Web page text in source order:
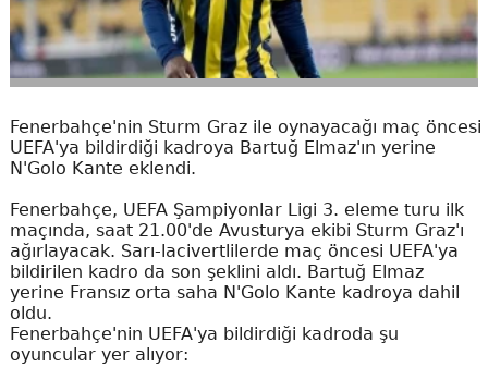
Fenerbahçe'nin Sturm Graz ile oynayacağı maç öncesi
UEFA'ya bildirdiği kadroya Bartuğ Elmaz'ın yerine
N'Golo Kante eklendi.
Fenerbahçe, UEFA Şampiyonlar Ligi 3. eleme turu ilk
maçında, saat 21.00'de Avusturya ekibi Sturm Graz'ı
ağırlayacak. Sarı-lacivertlilerde maç öncesi UEFA'ya
bildirilen kadro da son şeklini aldı. Bartuğ Elmaz
yerine Fransız orta saha N'Golo Kante kadroya dahil
oldu.
Fenerbahçe'nin UEFA'ya bildirdiği kadroda şu
oyuncular yer alıyor: